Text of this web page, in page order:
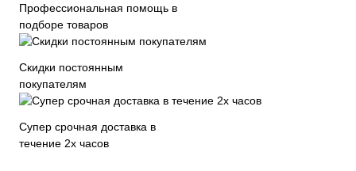
Профессиональная помощь в
подборе товаров
Скидки постоянным
покупателям
Супер срочная доставка в
течение 2х часов